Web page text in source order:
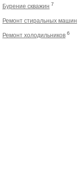
Бурение скважин 7
Ремонт стиральных машин
Ремонт холодильников 6